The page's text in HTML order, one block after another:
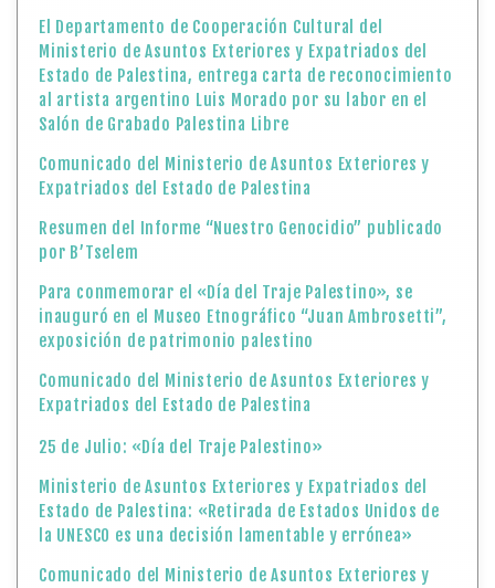
El Departamento de Cooperación Cultural del
Ministerio de Asuntos Exteriores y Expatriados del
Estado de Palestina, entrega carta de reconocimiento
al artista argentino Luis Morado por su labor en el
Salón de Grabado Palestina Libre
Comunicado del Ministerio de Asuntos Exteriores y
Expatriados del Estado de Palestina
Resumen del Informe “Nuestro Genocidio” publicado
por B’Tselem
Para conmemorar el «Día del Traje Palestino», se
inauguró en el Museo Etnográfico “Juan Ambrosetti”,
exposición de patrimonio palestino
Comunicado del Ministerio de Asuntos Exteriores y
Expatriados del Estado de Palestina
25 de Julio: «Día del Traje Palestino»
Ministerio de Asuntos Exteriores y Expatriados del
Estado de Palestina: «Retirada de Estados Unidos de
la UNESCO es una decisión lamentable y errónea»
Comunicado del Ministerio de Asuntos Exteriores y